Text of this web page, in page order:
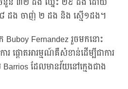
ដង ចាញ់ ២ ដង និង ស្មើ១ដង។
Buboy Fernandez រួចមកនោះ
ផ្តោតអារម្មណ៍គឺសំខាន់ដើម្បីជាការ
ដែលមានវ័យនៅក្មេងជាង